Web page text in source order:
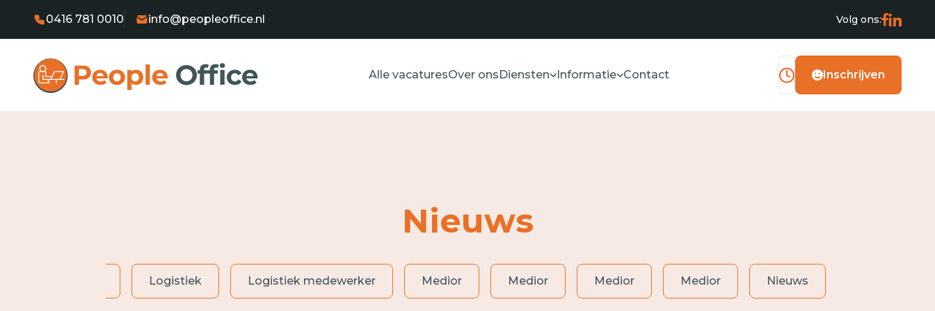
0416 781 0010 info@peopleoffice.nl Volg ons:
Alle vacaturesOver onsDiensten Informatie Contact Inschrijven
Nieuws
Logistiek Logistiek medewerker Medior Medior Medior Medior Nieuws